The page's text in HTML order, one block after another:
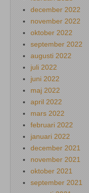
december 2022
november 2022
oktober 2022
september 2022
augusti 2022
juli 2022
juni 2022
maj 2022
april 2022
mars 2022
februari 2022
januari 2022
december 2021
november 2021
oktober 2021
september 2021